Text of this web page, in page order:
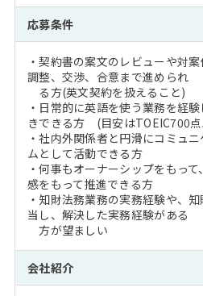
応募条件
・契約書の案文のレビューや対
調整、交渉、合意まで進められ
る方(英文契約を扱えること)
・日常的に英語を使う業務を経
きできる方 (目安はTOEIC700
・社内外関係者と円滑にコミュ
ムとして活動できる方
・何事もオーナーシップをもっ
感をもって推進できる方
・知財法務業務の実務経験や、
当し、解決した実務経験がある
方が望ましい
会社紹介